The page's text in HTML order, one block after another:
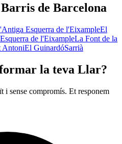
de Barcelona
Esquerra de l'EixampleEl
de l'EixampleLa Font de la
AntoniEl GuinardóSarrià
la teva Llar?
i sense compromís. Et responem